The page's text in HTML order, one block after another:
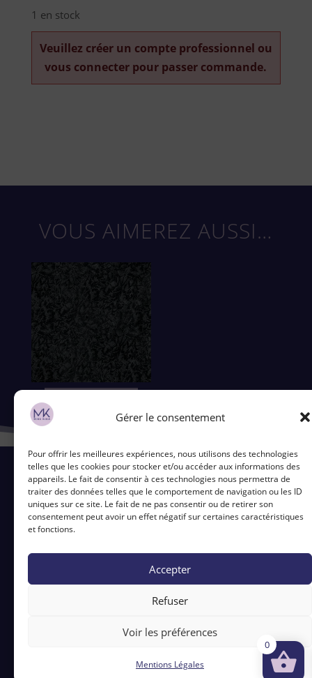
Gérer le consentement
Pour offrir les meilleures expériences, nous utilisons des technologies
telles que les cookies pour stocker et/ou accéder aux informations des
appareils. Le fait de consentir à ces technologies nous permettra de
traiter des données telles que le comportement de navigation ou les ID
uniques sur ce site. Le fait de ne pas consentir ou de retirer son
consentement peut avoir un effet négatif sur certaines caractéristiques
et fonctions.
Accepter
Refuser
Voir les préférences
Mentions Légales
1 en stock
Veuillez créer un compte professionnel ou
vous connecter pour passer commande.
VOUS AIMEREZ AUSSI…
Contact
5 Bd du Ronceray, 49100 Angers
©2026 Miss kika – Tout droit réservé
Chouette Design
0